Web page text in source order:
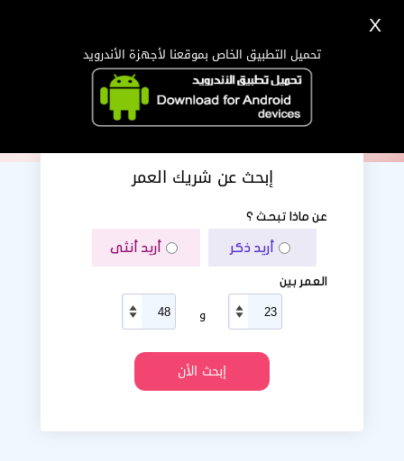
إبحث عن شريك العمر
عن ماذا تبحث ؟
أريد ذكر أريد أنثى
العمر بين
و
X
تحميل التطبيق الخاص بموقعنا لأجهزة الأندرويد